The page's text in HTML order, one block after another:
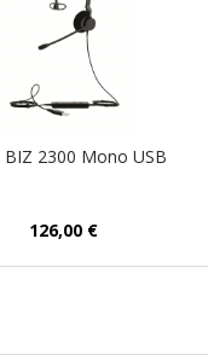
BIZ 2300 Mono USB
126,00 €